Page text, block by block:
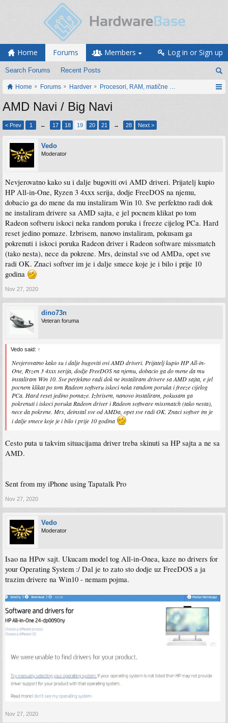
Home Forums
Search Forums Recent Posts
Members Log in or Sign up
Home Forums Hardver Procesori, RAM, matične ploče i grafičke
AMD Navi / Big Navi
< Prev 1 ← 17 18 19 20 21 → 28 Next >
Vedo
Moderator
Nevjerovatno kako su i dalje bugoviti ovi AMD driveri. Prijatelj kupio
HP All-in-One, Ryzen 3 4xxx serija, dodje FreeDOS na njemu,
dobacio ga do mene da mu instaliram Win 10. Sve perfektno radi dok
ne instaliram drivere sa AMD sajta, e jel pocnem klikat po tom
Radeon softveru iskoci neka random poruka i freeze cijelog PCa. Hard
reset jedino pomaze. Izbrisem, nanovo instaliram, pokusam ga
pokrenuti i iskoci poruka Radeon driver i Radeon software missmatch
(tako nesta), nece da pokrene. Mrs, deinstal sve od AMDa, opet sve
radi OK. Znaci softver im je i dalje smece koje je i bilo i prije 10
godina
Nov 27, 2020
dino73n
Veteran foruma
Vedo said: ↑
Nevjerovatno kako su i dalje bugoviti ovi AMD driveri. Prijatelj kupio HP All-in-
One, Ryzen 3 4xxx serija, dodje FreeDOS na njemu, dobacio ga do mene da mu
instaliram Win 10. Sve perfektno radi dok ne instaliram drivere sa AMD sajta, e jel
pocnem klikat po tom Radeon softveru iskoci neka random poruka i freeze cijelog
PCa. Hard reset jedino pomaze. Izbrisem, nanovo instaliram, pokusam ga
pokrenuti i iskoci poruka Radeon driver i Radeon software missmatch (tako nesta),
nece da pokrene. Mrs, deinstal sve od AMDa, opet sve radi OK. Znaci softver im je
i dalje smece koje je i bilo i prije 10 godina
Cesto puta u takvim situacijama driver treba skinuti sa HP sajta a ne sa
AMD.
Sent from my iPhone using Tapatalk Pro
Nov 27, 2020
Vedo
Moderator
Isao na HPov sajt. Ukucam model tog All-in-Onea, kaze no drivers for
your Operating System :/ Dal je to zato sto dodje uz FreeDOS a ja
trazim drivere na Win10 - nemam pojma.
Nov 27, 2020